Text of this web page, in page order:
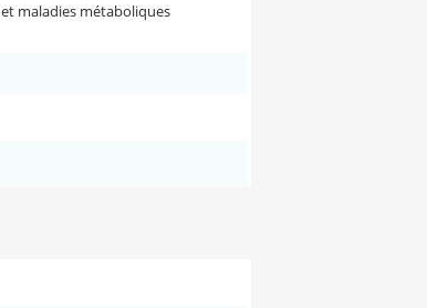
maladies métaboliques